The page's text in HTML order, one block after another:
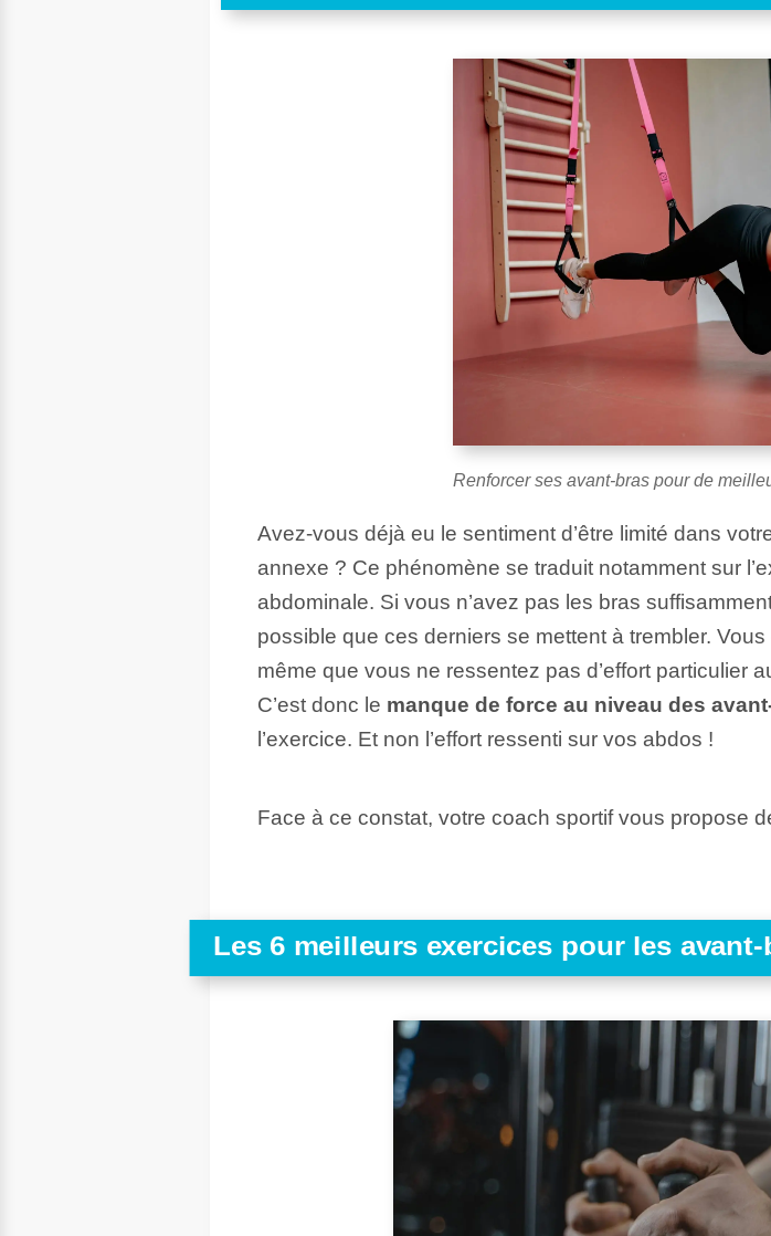
Renforcer ses avant-bras pour de
Avez-vous déjà eu le sentiment d’être limité dans
annexe ? Ce phénomène se traduit notamment sur
abdominale. Si vous n’avez pas les bras
possible que ces derniers se mettent à trembler.
même que vous ne ressentez pas d’effort particulier
C’est donc le manque de force au niveau des
l’exercice. Et non l’effort ressenti sur vos abdos !
Face à ce constat, votre coach sportif vous propose
Les 6 meilleurs exercices pour les avant-